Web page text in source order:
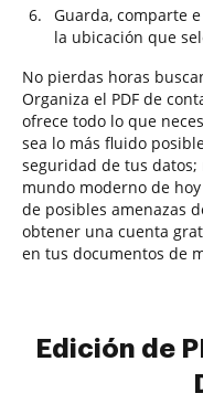
Guarda, comparte
la ubicación que
No pierdas horas
Organiza el PDF de
ofrece todo lo que
sea lo más fluido
seguridad de tus
mundo moderno de
de posibles amenazas
obtener una cuenta
en tus documentos de
Edición de